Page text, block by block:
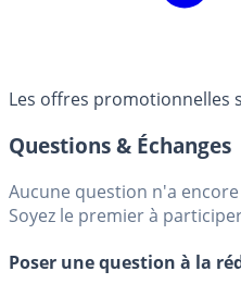
Les offres promotionnelles
Questions & Échanges
Aucune question n'a
Soyez le premier à
Poser une question à la